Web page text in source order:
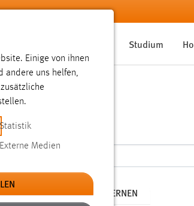
Studium
ALLE FILTER ENTFERNEN
Einige von ihnen
andere uns helfen,
Statistik
Externe Medien